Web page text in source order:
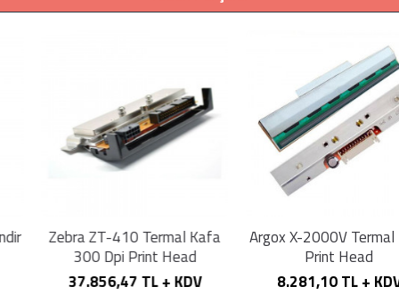
Zebra ZT-410 Kauçuk Silindir
4.495,46 TL + KDV
Zebra ZT-410 Termal Kafa
300 Dpi Print Head
37.856,47 TL + KDV